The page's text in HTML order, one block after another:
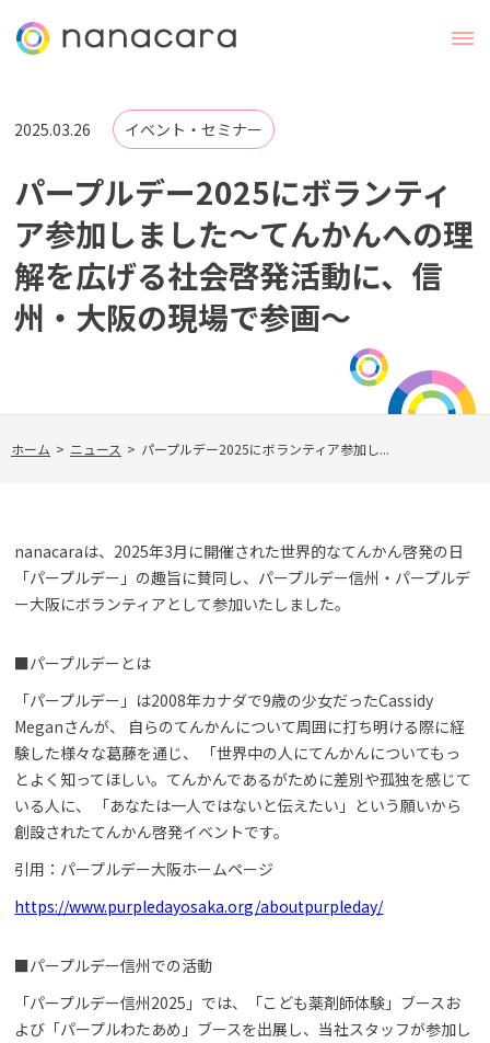
2025.03.26 イベント・セミナー
パープルデー2025にボランティ
ア参加しました〜てんかんへの理
解を広げる社会啓発活動に、信
州・大阪の現場で参画〜
ホーム > ニュース > パープルデー2025にボランティア参加し...
nanacaraは、2025年3月に開催された世界的なてんかん啓発の日
「パープルデー」の趣旨に賛同し、パープルデー信州・パープルデ
ー大阪にボランティアとして参加いたしました。
■パープルデーとは
「パープルデー」は2008年カナダで9歳の少女だったCassidy
Meganさんが、 自らのてんかんについて周囲に打ち明ける際に経
験した様々な葛藤を通じ、 「世界中の人にてんかんについてもっ
とよく知ってほしい。てんかんであるがために差別や孤独を感じて
いる人に、 「あなたは一人ではないと伝えたい」という願いから
創設されたてんかん啓発イベントです。
引用：パープルデー大阪ホームページ
https://www.purpledayosaka.org/aboutpurpleday/
■パープルデー信州での活動
「パープルデー信州2025」では、「こども薬剤師体験」ブースお
よび「パープルわたあめ」ブースを出展し、当社スタッフが参加し